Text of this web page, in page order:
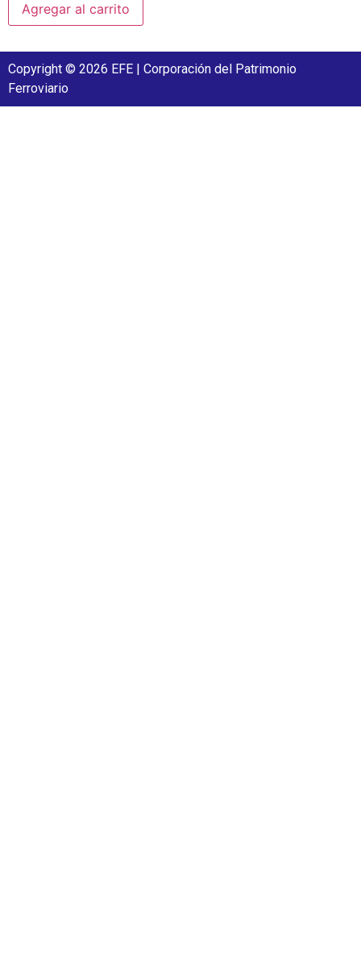
Agregar al carrito
Copyright © 2026 EFE | Corporación del Patrimonio
Ferroviario